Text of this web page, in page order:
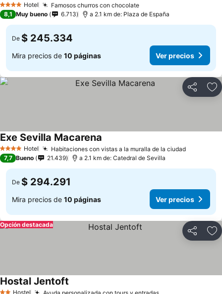
4 EstrellasHotel Famosos churros con chocolate
8,1 Muy bueno 6.713 a 2.1 km de: Plaza de España
De $ 245.334
Mira precios de 10 páginas Ver precios
Compartir
4 EstrellasHotel Habitaciones con vistas a la muralla de la ciudad
Exe Sevilla Macarena
7,7 Bueno 21.439 a 2.1 km de: Catedral de Sevilla
De $ 294.291
Mira precios de 10 páginas Ver precios
Compartir
Opción destacada
Hostel Ayuda personalizada con tours y entradas
Hostal Jentoft